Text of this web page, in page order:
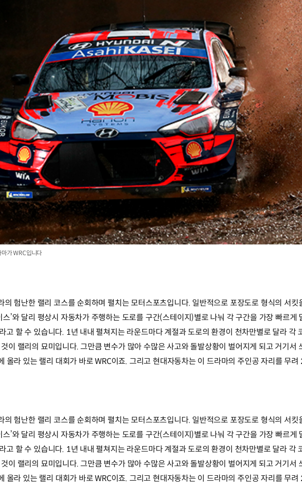
가 WRC입니다
의 험난한 랠리 코스를 순회하며 펼치는 모터스포츠입니다. 일반적으로 포장도로 형식의 서
스’와 달리 평상시 자동차가 주행하는 도로를 구간(스테이지)별로 나눠 각 구간을 가장 빠르게
고 할 수 있습니다. 1년 내내 펼쳐지는 라운드마다 계절과 도로의 환경이 천차만별로 달라 각
이 랠리의 묘미입니다. 그만큼 변수가 많아 수많은 사고와 돌발상황이 벌어지게 되고 거기서
올라 있는 랠리 대회가 바로 WRC이죠. 그리고 현대자동차는 이 드라마의 주인공 자리를 무
의 험난한 랠리 코스를 순회하며 펼치는 모터스포츠입니다. 일반적으로 포장도로 형식의 서
스’와 달리 평상시 자동차가 주행하는 도로를 구간(스테이지)별로 나눠 각 구간을 가장 빠르게
고 할 수 있습니다. 1년 내내 펼쳐지는 라운드마다 계절과 도로의 환경이 천차만별로 달라 각
이 랠리의 묘미입니다. 그만큼 변수가 많아 수많은 사고와 돌발상황이 벌어지게 되고 거기서
올라 있는 랠리 대회가 바로 WRC이죠. 그리고 현대자동차는 이 드라마의 주인공 자리를 무